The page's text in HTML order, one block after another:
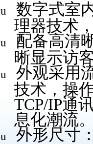
u
数字式室
理器技术
u
配备高清
晰显示访
u
外观采用
技术，操
TCP/IP通
息化潮流
u 外形尺寸